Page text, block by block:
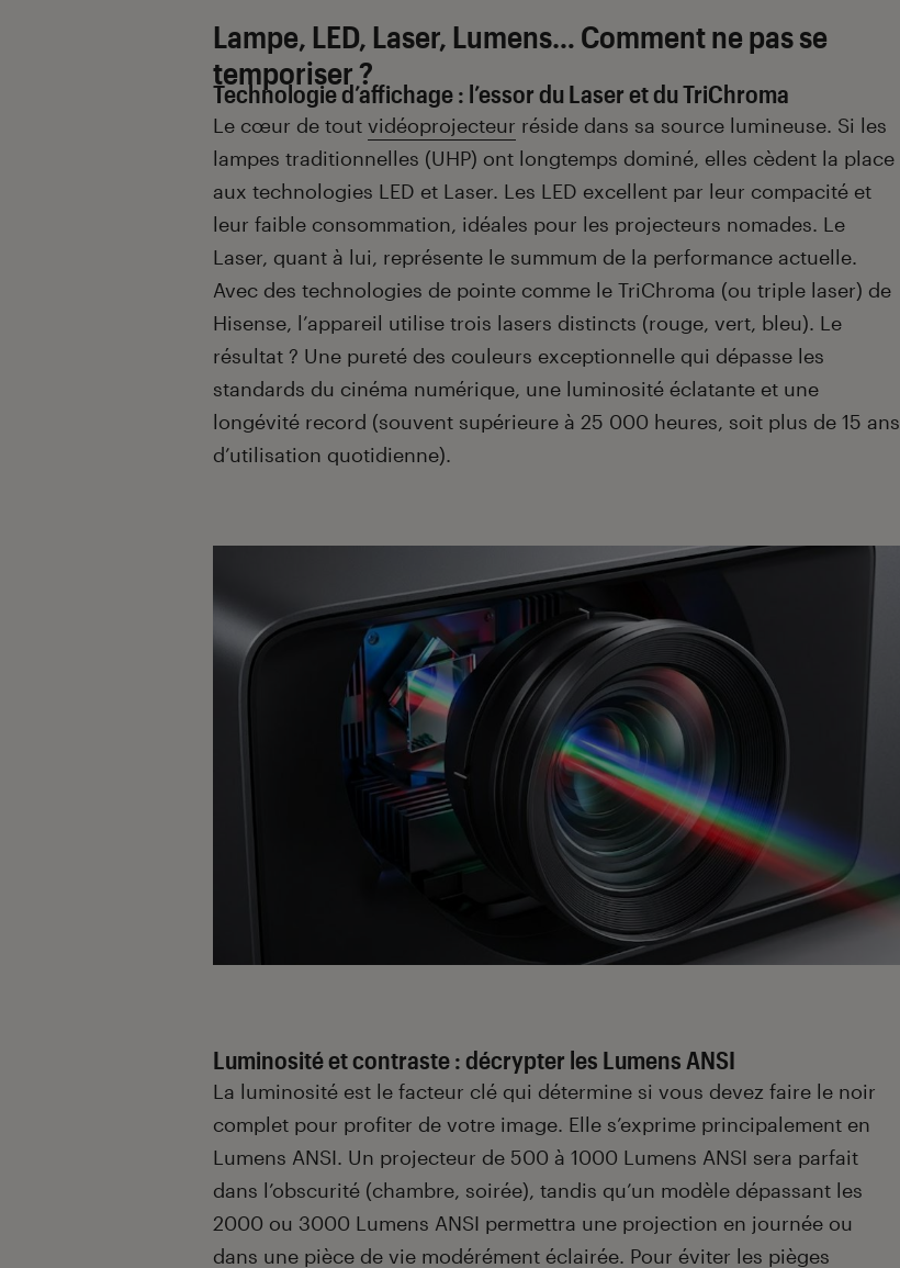
Lampe, LED, Laser, Lumens… Comment ne pas se
temporiser ?
Technologie d’affichage : l’essor du Laser et du TriChroma
Le cœur de tout vidéoprojecteur réside dans sa source lumineuse. Si les
lampes traditionnelles (UHP) ont longtemps dominé, elles cèdent la place
aux technologies LED et Laser. Les LED excellent par leur compacité et
leur faible consommation, idéales pour les projecteurs nomades. Le
Laser, quant à lui, représente le summum de la performance actuelle.
Avec des technologies de pointe comme le TriChroma (ou triple laser) de
Hisense, l’appareil utilise trois lasers distincts (rouge, vert, bleu). Le
résultat ? Une pureté des couleurs exceptionnelle qui dépasse les
standards du cinéma numérique, une luminosité éclatante et une
longévité record (souvent supérieure à 25 000 heures, soit plus de 15 ans
d’utilisation quotidienne).
Luminosité et contraste : décrypter les Lumens ANSI
La luminosité est le facteur clé qui détermine si vous devez faire le noir
complet pour profiter de votre image. Elle s’exprime principalement en
Lumens ANSI. Un projecteur de 500 à 1000 Lumens ANSI sera parfait
dans l’obscurité (chambre, soirée), tandis qu’un modèle dépassant les
2000 ou 3000 Lumens ANSI permettra une projection en journée ou
dans une pièce de vie modérément éclairée. Pour éviter les pièges